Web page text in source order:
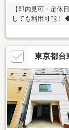
【即内見可・定
しても利用可能！
東京都台